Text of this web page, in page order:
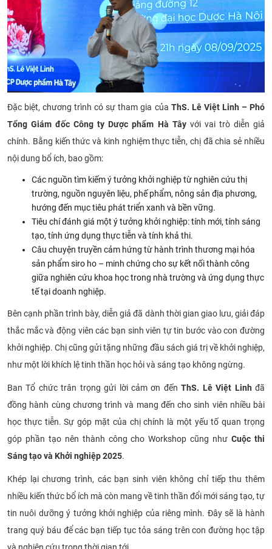
Đặc biệt, chương trình có sự tham gia của ThS. Lê Việt Linh – Phó
Tổng Giám đốc Công ty Dược phẩm Hà Tâyvới vai trò diễn giả
chính. Bằng kiến thức và kinh nghiệm thực tiễn, chị đã chia sẻ nhiều
nội dung bổ ích, bao gồm:
Các nguồn tìm kiếm ý tưởng khởi nghiệp từ nghiên cứu thị
trường, nguồn nguyên liệu, phế phẩm, nông sản địa phương,
hướng đến mục tiêu phát triển xanh và bền vững.
Tiêu chí đánh giá một ý tưởng khởi nghiệp: tính mới, tính sáng
tạo, tính ứng dụng thực tiễn và tính khả thi.
Câu chuyện truyền cảm hứng từ hành trình thương mại hóa
sản phẩm siro ho – minh chứng cho sự kết nối thành công
giữa nghiên cứu khoa học trong nhà trường và ứng dụng thực
tế tại doanh nghiệp.
Bên cạnh phần trình bày, diễn giả đã dành thời gian giao lưu, giải đáp
thắc mắc và động viên các bạn sinh viên tự tin bước vào con đường
khởi nghiệp. Chị cũng gửi tặng những đầu sách giá trị về khởi nghiệp,
như một lời khích lệ tinh thần học hỏi và sáng tạo không ngừng.
Ban Tổ chức trân trọng gửi lời cảm ơn đếnThS. Lê Việt Linh đã
đồng hành cùng chương trình và mang đến cho sinh viên nhiều bài
học thực tiễn. Sự góp mặt của chị chính là một yếu tố quan trọng
góp phần tạo nên thành công cho Workshop cũng nhưCuộc thi
Sáng tạo và Khởi nghiệp 2025.
Khép lại chương trình, các bạn sinh viên không chỉ tiếp thu thêm
nhiều kiến thức bổ ích mà còn mang về tinh thần đổi mới sáng tạo, tự
tin nuôi dưỡng ý tưởng khởi nghiệp của riêng mình. Đây sẽ là hành
trang quý báu để các bạn tiếp tục tỏa sáng trên con đường học tập